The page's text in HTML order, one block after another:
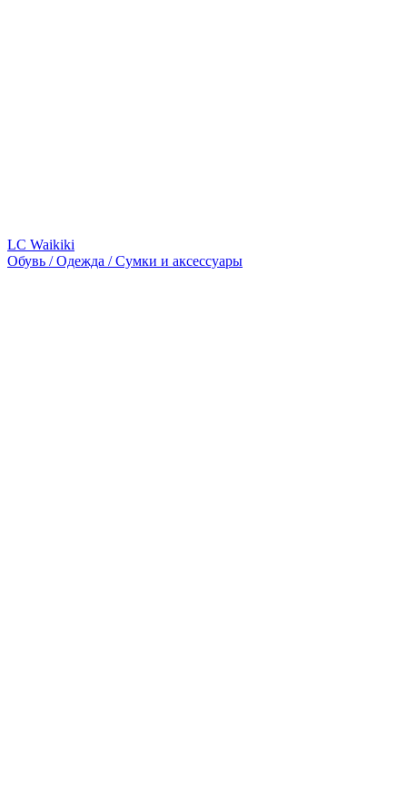
LC Waikiki
Обувь / Одежда / Сумки и аксессуары